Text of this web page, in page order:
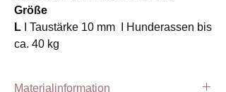
Größe
L
I Taustärke 10 mm I Hunderassen bis
ca. 40 kg
Materialinformation